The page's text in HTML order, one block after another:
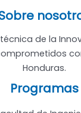
de la
Honduras.
Programas